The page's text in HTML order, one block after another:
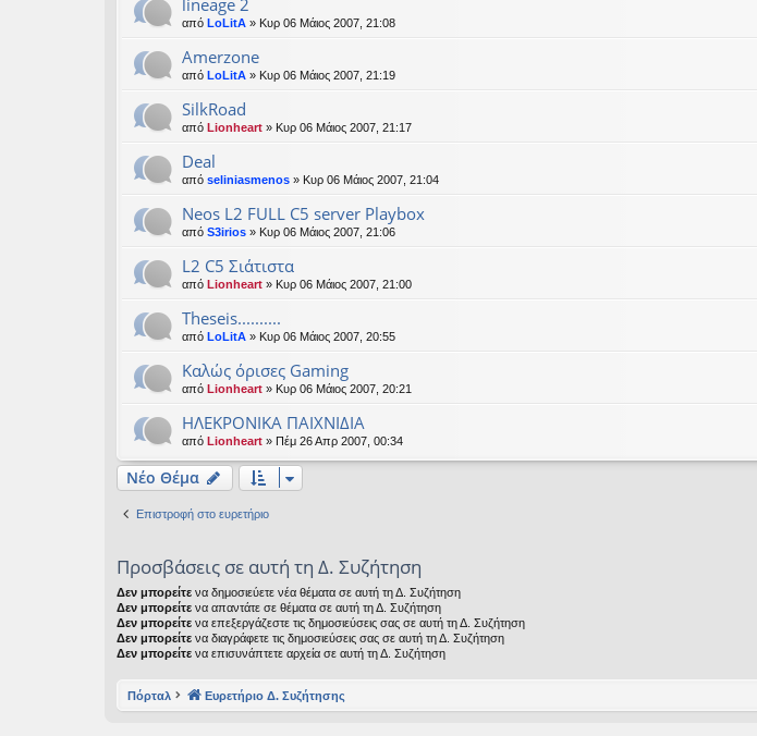
lineage 2
από LoLitA » Κυρ 06 Μάιος 2007, 21:08
Amerzone
από LoLitA » Κυρ 06 Μάιος 2007, 21:19
SilkRoad
από Lionheart » Κυρ 06 Μάιος 2007, 21:17
Deal
από seliniasmenos » Κυρ 06 Μάιος 2007, 21:04
Neos L2 FULL C5 server Playbox
από S3irios » Κυρ 06 Μάιος 2007, 21:06
L2 C5 Σιάτιστα
από Lionheart » Κυρ 06 Μάιος 2007, 21:00
Theseis..........
από LoLitA » Κυρ 06 Μάιος 2007, 20:55
Καλώς όρισες Gaming
από Lionheart » Κυρ 06 Μάιος 2007, 20:21
ΗΛΕΚΡΟΝΙΚΑ ΠΑΙΧΝΙΔΙΑ
από Lionheart » Πέμ 26 Απρ 2007, 00:34
Νέο Θέμα
Επιστροφή στο ευρετήριο
Προσβάσεις σε αυτή τη Δ. Συζήτηση
Δεν μπορείτε να δημοσιεύετε νέα θέματα σε αυτή τη Δ. Συζήτηση
Δεν μπορείτε να απαντάτε σε θέματα σε αυτή τη Δ. Συζήτηση
Δεν μπορείτε να επεξεργάζεστε τις δημοσιεύσεις σας σε αυτή τη Δ. Συζήτηση
Δεν μπορείτε να διαγράφετε τις δημοσιεύσεις σας σε αυτή τη Δ. Συζήτηση
Δεν μπορείτε να επισυνάπτετε αρχεία σε αυτή τη Δ. Συζήτηση
Πόρταλ Ευρετήριο Δ. Συζήτησης